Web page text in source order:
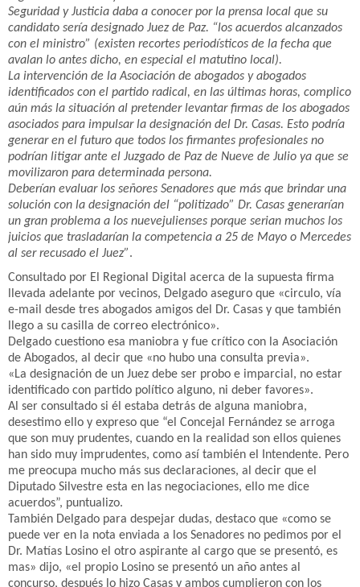
Seguridad y Justicia daba a conocer por la prensa local que su
candidato sería designado Juez de Paz. “los acuerdos alcanzados
con el ministro” (existen recortes periodísticos de la fecha que
avalan lo antes dicho, en especial el matutino local).
La intervención de la Asociación de abogados y abogados
identificados con el partido radical, en las últimas horas, complico
aún más la situación al pretender levantar firmas de los abogados
asociados para impulsar la designación del Dr. Casas. Esto podría
generar en el futuro que todos los firmantes profesionales no
podrían litigar ante el Juzgado de Paz de Nueve de Julio ya que se
movilizaron para determinada persona.
Deberían evaluar los señores Senadores que más que brindar una
solución con la designación del “politizado” Dr. Casas generarían
un gran problema a los nuevejulienses porque serian muchos los
juicios que trasladarían la competencia a 25 de Mayo o Mercedes
al ser recusado el Juez”.
Consultado por El Regional Digital acerca de la supuesta firma
llevada adelante por vecinos, Delgado aseguro que «circulo, vía
e-mail desde tres abogados amigos del Dr. Casas y que también
llego a su casilla de correo electrónico».
Delgado cuestiono esa maniobra y fue crítico con la Asociación
de Abogados, al decir que «no hubo una consulta previa».
«La designación de un Juez debe ser probo e imparcial, no estar
identificado con partido político alguno, ni deber favores».
Al ser consultado si él estaba detrás de alguna maniobra,
desestimo ello y expreso que “el Concejal Fernández se arroga
que son muy prudentes, cuando en la realidad son ellos quienes
han sido muy imprudentes, como así también el Intendente. Pero
me preocupa mucho más sus declaraciones, al decir que el
Diputado Silvestre esta en las negociaciones, ello me dice
acuerdos”, puntualizo.
También Delgado para despejar dudas, destaco que «como se
puede ver en la nota enviada a los Senadores no pedimos por el
Dr. Matías Losino el otro aspirante al cargo que se presentó, es
mas» dijo, «el propio Losino se presentó un año antes al
concurso, después lo hizo Casas y ambos cumplieron con los